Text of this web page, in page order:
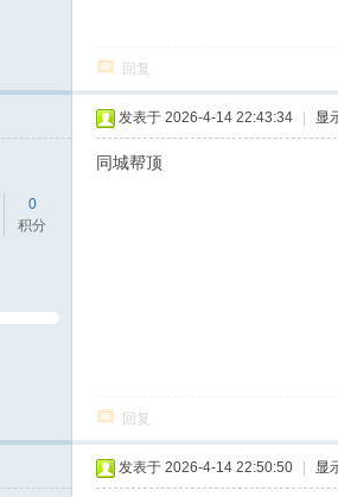
回复
0
积分
发表于 2026-4-14 22:43:34 显
同城帮顶
回复
发表于 2026-4-14 22:50:50 显